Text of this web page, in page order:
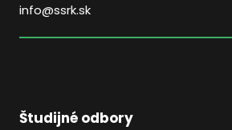
info@ssrk.sk
Študijné odbory